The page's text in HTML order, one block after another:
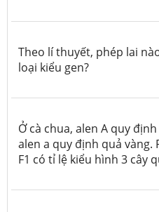
Theo lí thuyết, phép lai
loại kiểu gen?
Ở cà chua, alen A quy
alen a quy định quả vàng.
F1 có tỉ lệ kiểu hình 3 cây